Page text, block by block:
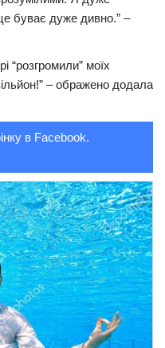
буває дуже дивно.” –
“розгромили” моїх
– ображено додала
в Facebook.